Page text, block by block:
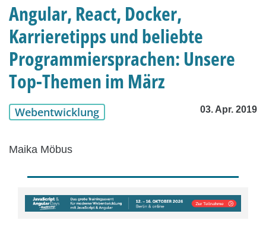
Angular, React, Docker,
Karrieretipps und beliebte
Programmiersprachen: Unsere
Top-Themen im März
Webentwicklung 03. Apr. 2019
Maika Möbus